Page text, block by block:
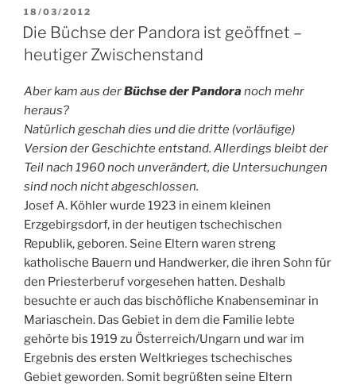
VERÖFFENTLICHT
AM
18/03/2012
Die Büchse der Pandora ist geöffnet –
heutiger Zwischenstand
Aber kam aus derBüchse der Pandora noch mehr
heraus?
Natürlich geschah dies und die dritte (vorläufige)
Version der Geschichte entstand. Allerdings bleibt der
Teil nach 1960 noch unverändert, die Untersuchungen
sind noch nicht abgeschlossen.
Josef A. Köhler wurde 1923 in einem kleinen
Erzgebirgsdorf, in der heutigen tschechischen
Republik, geboren. Seine Eltern waren streng
katholische Bauern und Handwerker, die ihren Sohn für
den Priesterberuf vorgesehen hatten. Deshalb
besuchte er auch das bischöfliche Knabenseminar in
Mariaschein. Das Gebiet in dem die Familie lebte
gehörte bis 1919 zu Österreich/Ungarn und war im
Ergebnis des ersten Weltkrieges tschechisches
Gebiet geworden. Somit begrüßten seine Eltern